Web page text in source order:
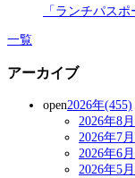
「ランチパス
一覧
アーカイブ
open2026年(455)
2026年8
2026年7
2026年6
2026年5